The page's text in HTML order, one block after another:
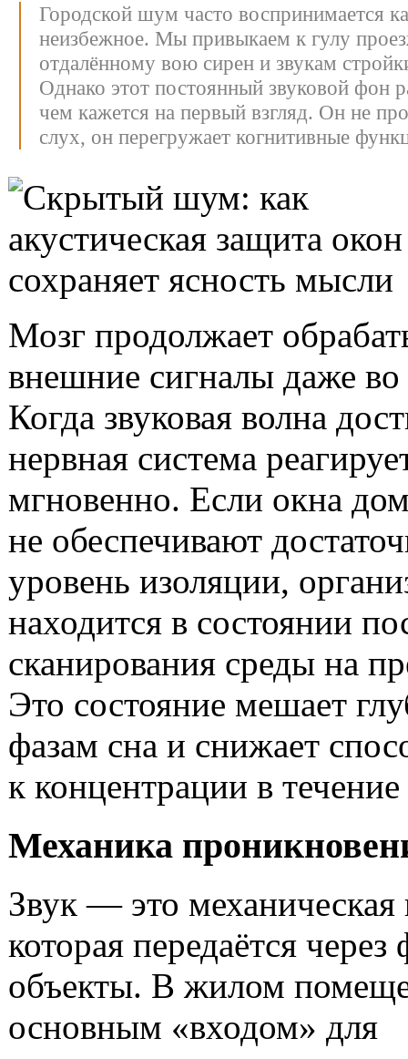
Городской шум часто воспринимается
неизбежное. Мы привыкаем к гулу
отдалённому вою сирен и звукам
Однако этот постоянный звуковой фон
чем кажется на первый взгляд. Он не
слух, он перегружает когнитивные
Мозг продолжает
внешние сигналы даже во
Когда звуковая волна
нервная система
мгновенно. Если окна
не обеспечивают
уровень изоляции,
находится в состоянии
сканирования среды на
Это состояние мешает
фазам сна и снижает
к концентрации в
Механика
Звук — это механическая
которая передаётся через
объекты. В жилом
основным «входом» для